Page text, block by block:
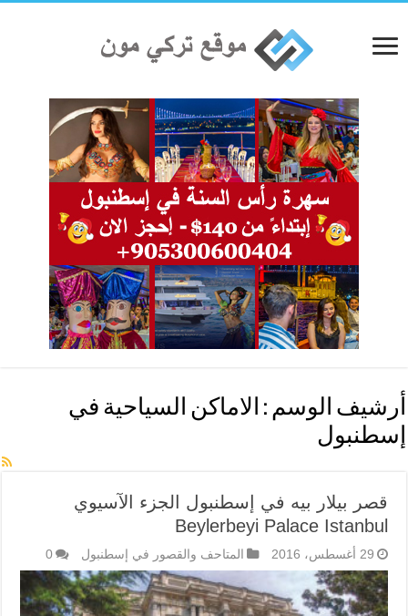
أرشيف الوسم : الاماكن السياحية في
إسطنبول
قصر بيلار بيه في إسطنبول الجزء الآسيوي
Beylerbeyi Palace Istanbul
29 أغسطس، 2016 المتاحف والقصور في إسطنبول 0